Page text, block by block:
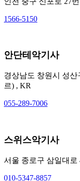
1566-5150
안단테악기사
경상남도 창원시 성산
르) , KR
055-289-7006
스위스악기사
서울 종로구 삼일대로
010-5347-8857